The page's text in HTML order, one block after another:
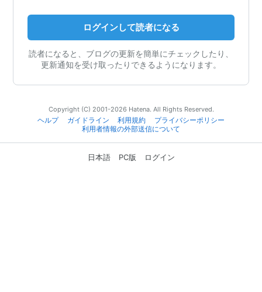
ログインして読者になる
読者になると、ブログの更新を簡単にチェックしたり、
更新通知を受け取ったりできるようになります。
Copyright (C) 2001-2026 Hatena. All Rights Reserved.
ヘルプ
ガイドライン 利用規約
プライバシーポリシー
利用者情報の外部送信について
日本語 PC版 ログイン